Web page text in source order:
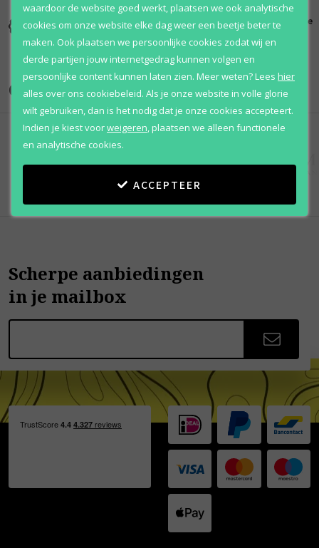
Kortingen
tot wel 70%
Al 12 jaar
voordelig
100% originele
parfums
Onze merken
Scherpe aanbiedingen
in je mailbox
waardoor de website goed werkt, plaatsen we ook analytische
cookies om onze website elke dag weer een beetje beter te
maken. Ook plaatsen we persoonlijke cookies zodat wij en
derde partijen jouw internetgedrag kunnen volgen en
persoonlijke content kunnen laten zien. Meer weten?Lees hier
alles over ons cookiebeleid. Als je onze website in volle glorie
wilt gebruiken, dan is het nodig dat je onze cookies accepteert.
Indien je kiest voorweigeren plaatsen we alleen functionele
en analytische cookies.
ACCEPTEER